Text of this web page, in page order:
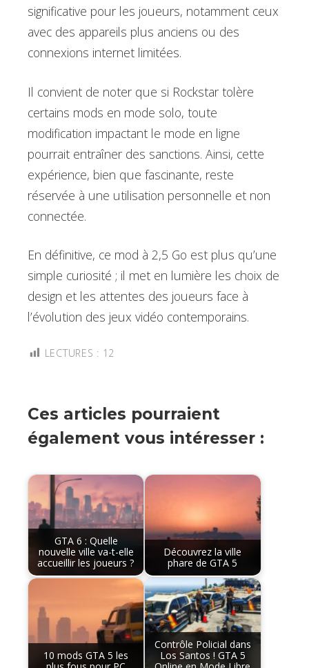
significative pour les joueurs, notamment ceux
avec des appareils plus anciens ou des
connexions internet limitées.
Il convient de noter que si Rockstar tolère
certains mods en mode solo, toute
modification impactant le mode en ligne
pourrait entraîner des sanctions. Ainsi, cette
expérience, bien que fascinante, reste
réservée à une utilisation personnelle et non
connectée.
En définitive, ce mod à 2,5 Go est plus qu’une
simple curiosité ; il met en lumière les choix de
design et les attentes des joueurs face à
l’évolution des jeux vidéo contemporains.
LECTURES : 12
Ces articles pourraient
également vous intéresser :
GTA 6 : Quelle
nouvelle ville va-t-elle
accueillir les joueurs ?
Découvrez la ville
phare de GTA 5
10 mods GTA 5 les
Contrôle Policial dans
Los Santos ! GTA 5